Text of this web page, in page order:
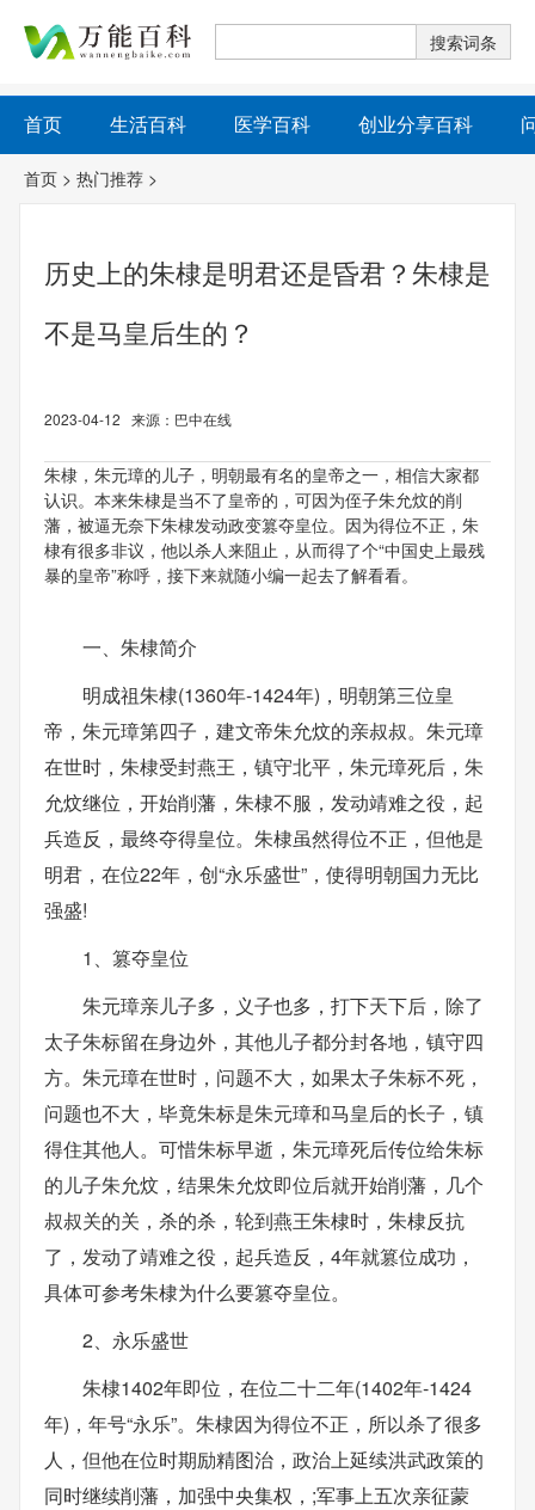
首页 生活百科 医学百科 创业分享百科
首页 > 热门推荐 >
历史上的朱棣是明君还是昏君？朱棣是
不是马皇后生的？
2023-04-12 来源：巴中在线
朱棣，朱元璋的儿子，明朝最有名的皇帝之一，相信大家都
认识。本来朱棣是当不了皇帝的，可因为侄子朱允炆的削
藩，被逼无奈下朱棣发动政变篡夺皇位。因为得位不正，朱
棣有很多非议，他以杀人来阻止，从而得了个“中国史上最残
暴的皇帝”称呼，接下来就随小编一起去了解看看。
一、朱棣简介
明成祖朱棣(1360年-1424年)，明朝第三位皇
帝，朱元璋第四子，建文帝朱允炆的亲叔叔。朱元璋
在世时，朱棣受封燕王，镇守北平，朱元璋死后，朱
允炆继位，开始削藩，朱棣不服，发动靖难之役，起
兵造反，最终夺得皇位。朱棣虽然得位不正，但他是
明君，在位22年，创“永乐盛世”，使得明朝国力无比
强盛!
1、篡夺皇位
朱元璋亲儿子多，义子也多，打下天下后，除了
太子朱标留在身边外，其他儿子都分封各地，镇守四
方。朱元璋在世时，问题不大，如果太子朱标不死，
问题也不大，毕竟朱标是朱元璋和马皇后的长子，镇
得住其他人。可惜朱标早逝，朱元璋死后传位给朱标
的儿子朱允炆，结果朱允炆即位后就开始削藩，几个
叔叔关的关，杀的杀，轮到燕王朱棣时，朱棣反抗
了，发动了靖难之役，起兵造反，4年就篡位成功，
具体可参考朱棣为什么要篡夺皇位。
2、永乐盛世
朱棣1402年即位，在位二十二年(1402年-1424
年)，年号“永乐”。朱棣因为得位不正，所以杀了很多
人，但他在位时期励精图治，政治上延续洪武政策的
同时继续削藩，加强中央集权，;军事上五次亲征蒙